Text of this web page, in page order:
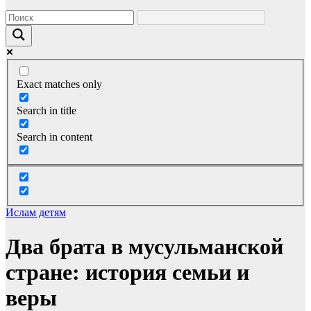
Exact matches only
Search in title
Search in content
Ислам детям
Два брата в мусульманской
стране: история семьи и
веры